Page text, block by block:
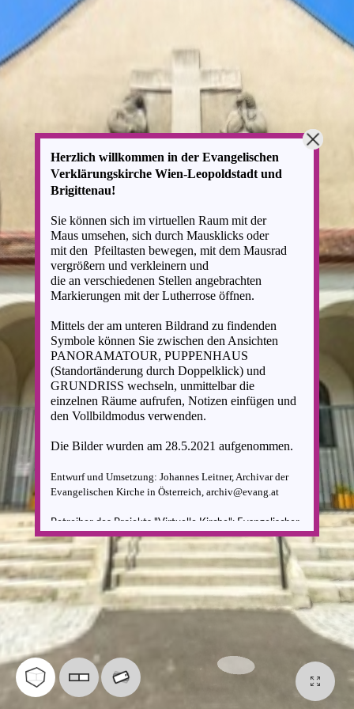
Herzlich willkommen in der Evangelischen
Verklärungskirche Wien-Leopoldstadt und
Brigittenau!
Sie können sich im virtuellen Raum mit der
Maus umsehen, sich durch Mausklicks oder
mit den Pfeiltasten bewegen, mit dem Mausrad
vergrößern und verkleinern und
die an verschiedenen Stellen angebrachten
Markierungen mit der Lutherrose öffnen.
Mittels der am unteren Bildrand zu findenden
Symbole können Sie zwischen den Ansichten
PANORAMATOUR, PUPPENHAUS
(Standortänderung durch Doppelklick) und
GRUNDRISS wechseln, unmittelbar die
einzelnen Räume aufrufen, Notizen einfügen und
den Vollbildmodus verwenden.
Die Bilder wurden am 28.5.2021 aufgenommen.
Entwurf und Umsetzung: Johannes Leitner, Archivar der
Evangelischen Kirche in Österreich, archiv@evang.at
Betreiber des Projekts "Virtuelle Kirche": Evangelischer
Oberkirchenrat A.u.H.B.,Severin-Schreiber-Gasse 3,
1180 Wien,
059 1517 00, office@okr-evang.at
Für die Inhalte von verknüpften Fremdseiten
wird keine
Haftung übernommen.